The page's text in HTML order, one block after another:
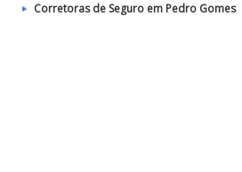
Corretoras de Seguro em Pedro Gomes